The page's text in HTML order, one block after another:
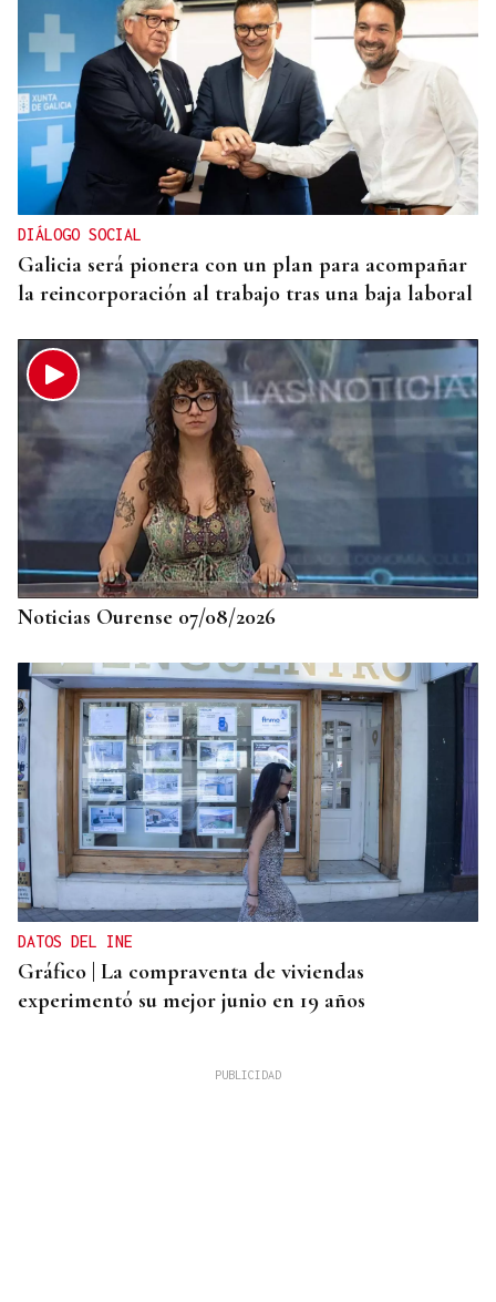
FIESTAS DE SAGUNT
Denuncian el logo sexista de una peña taurina de
Valencia con un toro "sometiendo sexualmente a
una mujer"
DIÁLOGO SOCIAL
Galicia será pionera con un plan para acompañar
la reincorporación al trabajo tras una baja laboral
Noticias Ourense 07/08/2026
DATOS DEL INE
Gráfico | La compraventa de viviendas
experimentó su mejor junio en 19 años